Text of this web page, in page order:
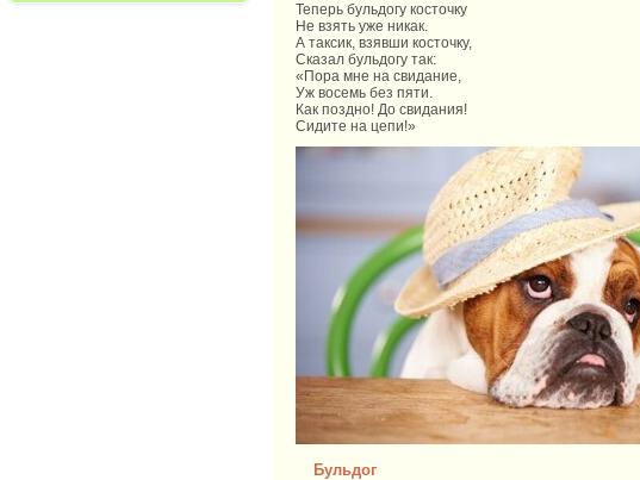
Теперь бульдогу косточку
Не взять уже никак.
А таксик, взявши косточку,
Сказал бульдогу так:
«Пора мне на свидание,
Уж восемь без пяти.
Как поздно! До свидания!
Сидите на цепи!»
Бульдог